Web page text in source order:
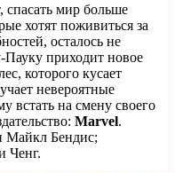
мир больше
хотят поживиться за
осталось не
приходит новое
которого кусает
невероятные
встать на смену своего
Marvel.
Майкл Бендис;
Ченг.